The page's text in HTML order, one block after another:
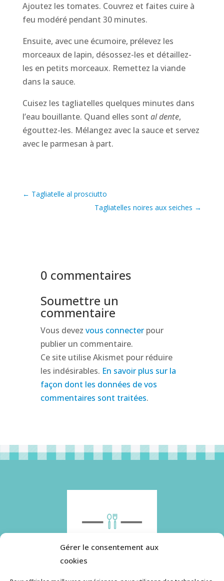
Gérer le consentement aux
cookies
Ajoutez les tomates. Couvrez et faites cuire à
feu modéré pendant 30 minutes.
Ensuite, avec une écumoire, prélevez les
morceaux de lapin, désossez-les et détaillez-
les en petits morceaux. Remettez la viande
dans la sauce.
Cuisez les tagliatelles quelques minutes dans
l’eau bouillante. Quand elles sont al dente,
égouttez-les. Mélangez avec la sauce et servez
avec le parmesan à part.
← Tagliatelle al prosciutto
Tagliatelles noires aux seiches →
0 commentaires
Soumettre un
commentaire
Vous devez vous connecterpour
publier un commentaire.
Ce site utilise Akismet pour réduire
les indésirables. En savoir plus sur la
façon dont les données de vos
commentaires sont traitées.